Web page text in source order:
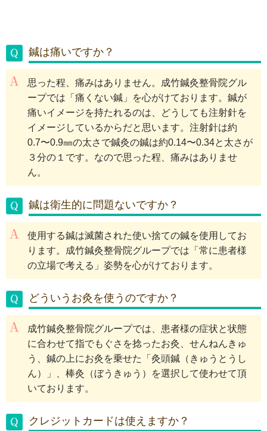
鍼は痛いですか？
思った程、痛みはありません。成竹鍼灸整骨院グル
ープでは「痛くない鍼」を心がけております。鍼が
痛いイメージを持たれるのは、どうしても注射針を
イメージしているからだと思います。注射針は約
0.7〜0.9㎜の太さで鍼灸の鍼は約0.14〜0.34と太さが
３分の１です。なので思った程、痛みはありませ
ん。
鍼は衛生的に問題ないですか？
使用する鍼は滅菌された使い捨ての鍼を使用してお
ります。成竹鍼灸整骨院グループでは「常に患者様
の立場で考える」姿勢を心がけております。
どういうお灸を使うのですか？
成竹鍼灸整骨院グループでは、患者様の症状と状態
に合わせて指でもぐさを捻ったお灸、せんねんきゅ
う、鍼の上にお灸を乗せた「灸頭鍼（きゅうとうし
ん）」、棒灸（ぼうきゅう）を選択して使わせて頂
いております。
クレジットカードは使えますか？